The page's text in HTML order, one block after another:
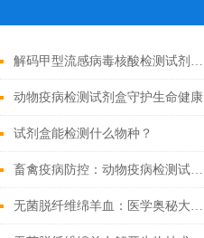
解码甲型流感病毒核酸检测试剂盒奥秘，精准锁定病毒
动物疫病检测试剂盒守护生命健康
试剂盒能检测什么物种？
畜禽疫病防控：动物疫病检测试剂盒的核心作用
无菌脱纤维绵羊血：医学奥秘大揭秘！